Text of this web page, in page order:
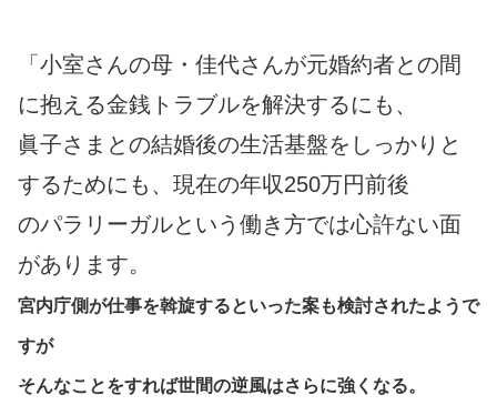
「小室さんの母・佳代さんが元婚約者との間
に抱える金銭トラブルを解決するにも、
眞子さまとの結婚後の生活基盤をしっかりと
するためにも、現在の年収250万円前後
のパラリーガルという働き方では心許ない面
があります。
宮内庁側が仕事を斡旋するといった案も検討されたようで
すが
そんなことをすれば世間の逆風はさらに強くなる。